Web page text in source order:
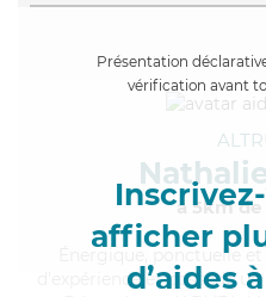
Présentation
vérification avant
afficher
d’aides
à 5km de
, ponctuelle
d'expérience et possède